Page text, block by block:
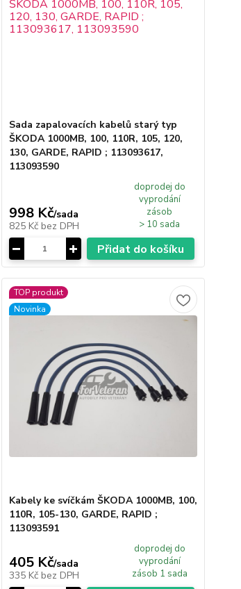
Sada zapalovacích kabelů starý typ
ŠKODA 1000MB, 100, 110R, 105, 120,
130, GARDE, RAPID ; 113093617,
113093590
998 Kč/sada
825 Kč bez DPH
doprodej do
vyprodání
zásob
> 10 sada
Přidat do košíku
TOP produkt
Novinka
Kabely ke svíčkám ŠKODA 1000MB, 100,
110R, 105-130, GARDE, RAPID ;
113093591
405 Kč/sada
335 Kč bez DPH
doprodej do
vyprodání
zásob 1 sada